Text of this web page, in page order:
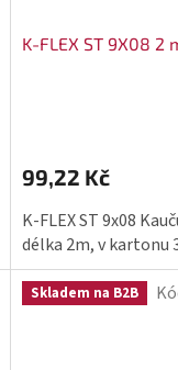
K-FLEX ST 9X08 2
produktu
je
5,0
z
hvězdiček.
99,22 Kč
K-FLEX ST 9x08
délka 2m, v kartonu
Skladem na B2B